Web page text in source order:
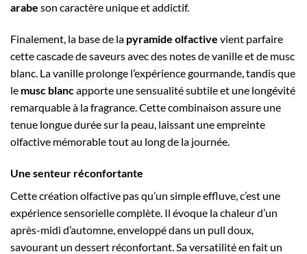
arabe son caractère unique et addictif.
Finalement, la base de la pyramide olfactive vient parfaire
cette cascade de saveurs avec des notes de vanille et de musc
blanc. La vanille prolonge l’expérience gourmande, tandis que
le musc blancapporte une sensualité subtile et une longévité
remarquable à la fragrance. Cette combinaison assure une
tenue longue durée sur la peau, laissant une empreinte
olfactive mémorable tout au long de la journée.
Une senteur réconfortante
Cette création olfactive pas qu’un simple effluve, c’est une
expérience sensorielle complète. Il évoque la chaleur d’un
après-midi d’automne, enveloppé dans un pull doux,
savourant un dessert réconfortant. Sa versatilité en fait un